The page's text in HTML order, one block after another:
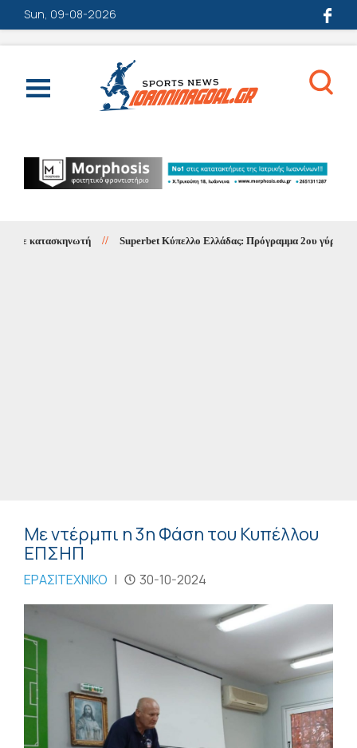
Sun, 09-08-2026
κατασκηνωτή // Superbet Κύπελλο Ελλάδας: Πρόγραμμα 2ου γύρου 1ης
Με ντέρμπι η 3η Φάση του Κυπέλλου
ΕΠΣΗΠ
ΕΡΑΣΙΤΕΧΝΙΚΟ | 30-10-2024